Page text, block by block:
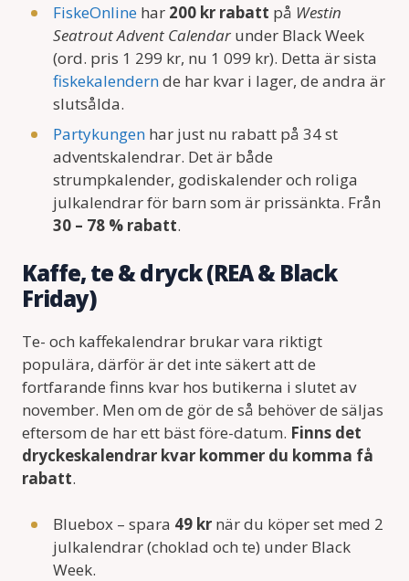
FiskeOnlinehar 200 kr rabatt på Westin
Seatrout Advent Calendarunder Black Week
(ord. pris 1 299 kr, nu 1 099 kr). Detta är sista
fiskekalendernde har kvar i lager, de andra är
slutsålda.
Partykungenhar just nu rabatt på 34 st
adventskalendrar. Det är både
strumpkalender, godiskalender och roliga
julkalendrar för barn som är prissänkta. Från
30 – 78 % rabatt.
Kaffe, te & dryck (REA & Black
Friday)
Te- och kaffekalendrar brukar vara riktigt
populära, därför är det inte säkert att de
fortfarande finns kvar hos butikerna i slutet av
november. Men om de gör de så behöver de säljas
eftersom de har ett bäst före-datum. Finns det
dryckeskalendrar kvar kommer du komma få
rabatt.
Bluebox – spara 49 krnär du köper set med 2
julkalendrar (choklad och te) under Black
Week.